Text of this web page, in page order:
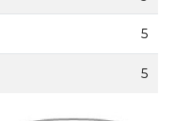
5
5